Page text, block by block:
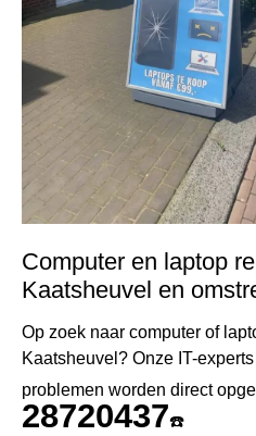
Computer en laptop
Kaatsheuvel en
Op zoek naar computer of
Kaatsheuvel? Onze IT-
problemen worden direct
28720437☎️